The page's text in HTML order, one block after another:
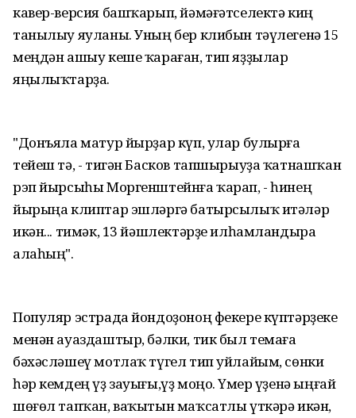
кавер-версия башҡарып, йәмәғәтселектә киң
танылыу яуланы. Уның бер клибын тәүлегенә 15
меңдән ашыу кеше ҡараған, тип яҙҙылар
яңылыҡтарҙа.
"Донъяла матур йырҙар күп, улар булырға
тейеш тә, - тигән Басков тапшырыуҙа ҡатнашҡан
рэп йырсыһы Моргенштейнға ҡарап, - һинең
йырыңа клиптар эшләргә батырсылыҡ итәләр
икән... тимәк, 13 йәшлектәрҙе илһамландыра
алаһың".
Популяр эстрада йондоҙоноң фекере күптәрҙеке
менән ауаздаштыр, бәлки, тик был темаға
бәхәсләшеү мотлаҡ түгел тип уйлайым, сөнки
һәр кемдең үҙ зауығы,үҙ моңо. Үҫмер үҙенә ыңғай
шөғөл тапҡан, ваҡытын маҡсатлы үткәрә икән,